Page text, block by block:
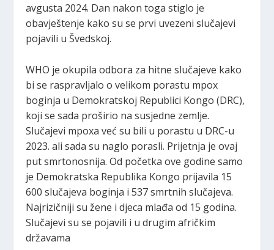
avgusta 2024. Dan nakon toga stiglo je
obavještenje kako su se prvi uvezeni slučajevi
pojavili u Švedskoj.
WHO je okupila odbora za hitne slučajeve kako
bi se raspravljalo o velikom porastu mpox
boginja u Demokratskoj Republici Kongo (DRC),
koji se sada proširio na susjedne zemlje.
Slučajevi mpoxa već su bili u porastu u DRC-u
2023. ali sada su naglo porasli. Prijetnja je ovaj
put smrtonosnija. Od početka ove godine samo
je Demokratska Republika Kongo prijavila 15
600 slučajeva boginja i 537 smrtnih slučajeva.
Najrizičniji su žene i djeca mlađa od 15 godina.
Slučajevi su se pojavili i u drugim afričkim
državama